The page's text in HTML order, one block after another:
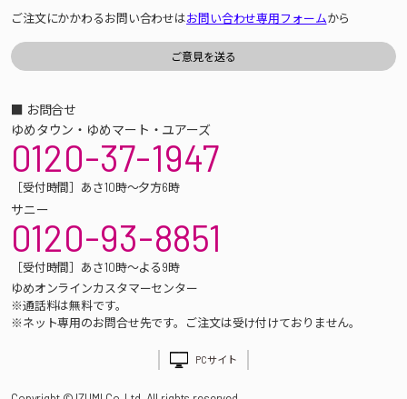
ご注文にかかわるお問い合わせはお問い合わせ専用フォームから
■ お問合せ
ゆめタウン・ゆめマート・ユアーズ
0120-37-1947
［受付時間］あさ10時～夕方6時
サニー
0120-93-8851
［受付時間］あさ10時～よる9時
ゆめオンラインカスタマーセンター
※通話料は無料です。
※ネット専用のお問合せ先です。ご注文は受け付けておりません。
PCサイト